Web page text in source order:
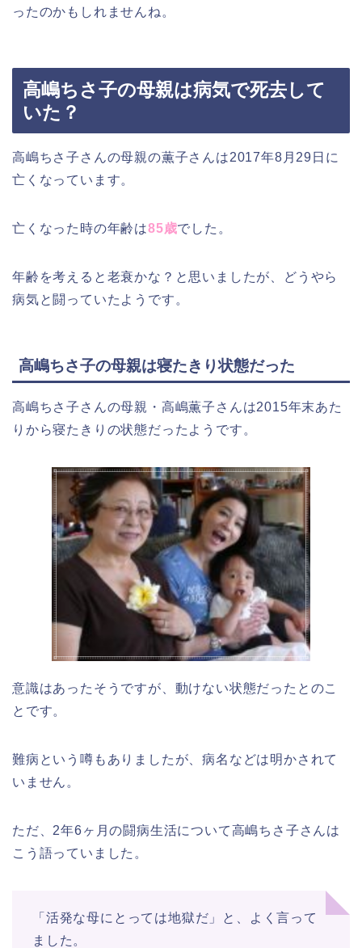
ったのかもしれませんね。
高嶋ちさ子の母親は病気で死去して
いた？
高嶋ちさ子さんの母親の薫子さんは2017年8月29日に
亡くなっています。
亡くなった時の年齢は85歳でした。
年齢を考えると老衰かな？と思いましたが、どうやら
病気と闘っていたようです。
高嶋ちさ子の母親は寝たきり状態だった
高嶋ちさ子さんの母親・高嶋薫子さんは2015年末あた
りから寝たきりの状態だったようです。
意識はあったそうですが、動けない状態だったとのこ
とです。
難病という噂もありましたが、病名などは明かされて
いません。
ただ、2年6ヶ月の闘病生活について高嶋ちさ子さんは
こう語っていました。
「活発な母にとっては地獄だ」と、よく言って
ました。